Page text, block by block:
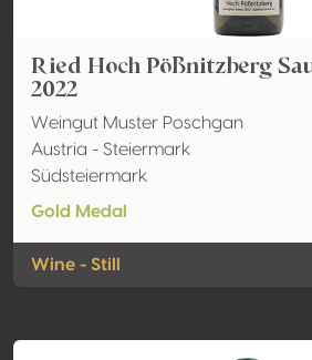
Ried Hoch Pößnitzberg
2022
Weingut Muster Poschgan
Austria - Steiermark
Südsteiermark
Gold Medal
Wine - Still